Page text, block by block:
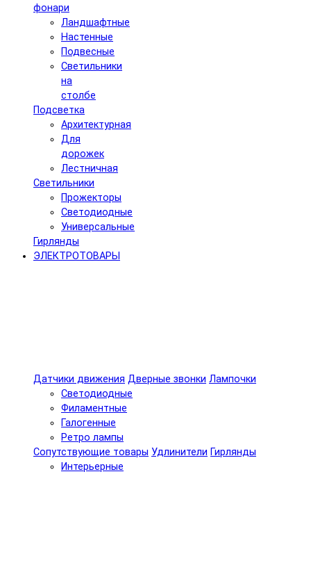
фонари
Ландшафтные
Настенные
Подвесные
Светильники
на
столбе
Подсветка
Архитектурная
Для
дорожек
Лестничная
Светильники
Прожекторы
Светодиодные
Универсальные
Гирлянды
ЭЛЕКТРОТОВАРЫ
Датчики движения Дверные звонки Лампочки
Светодиодные
Филаментные
Галогенные
Ретро лампы
Сопутствующие товары Удлинители Гирлянды
Интерьерные